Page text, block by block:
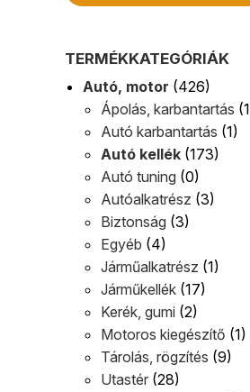
TERMÉKKATEGÓRIÁK
Autó, motor (426)
Ápolás, karbantartás
Autó karbantartás (1)
Autó kellék (173)
Autó tuning (0)
Autóalkatrész (3)
Biztonság (3)
Egyéb (4)
Járműalkatrész (1)
Járműkellék (17)
Kerék, gumi (2)
Motoros kiegészítő (1)
Tárolás, rögzítés (9)
Utastér (28)